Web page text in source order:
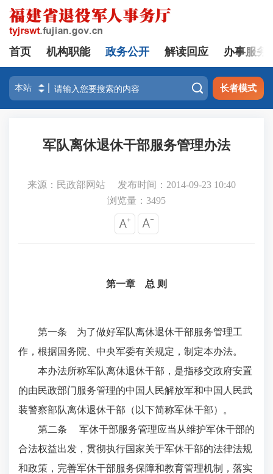
首页 机构职能 政务公开 解读回应 办事服务
 长者模式
军队离休退休干部服务管理办法
来源：民政部网站
发布时间：2014-09-23 10:40
浏览量： 3495
第一章 总 则
第一条 为了做好军队离休退休干部服务管理工
作，根据国务院、中央军委有关规定，制定本办法。
本办法所称军队离休退休干部，是指移交政府安置
的由民政部门服务管理的中国人民解放军和中国人民武
装警察部队离休退休干部（以下简称军休干部）。
第二条 军休干部服务管理应当从维护军休干部的
合法权益出发，贯彻执行国家关于军休干部的法律法规
和政策，完善军休干部服务保障和教育管理机制，落实